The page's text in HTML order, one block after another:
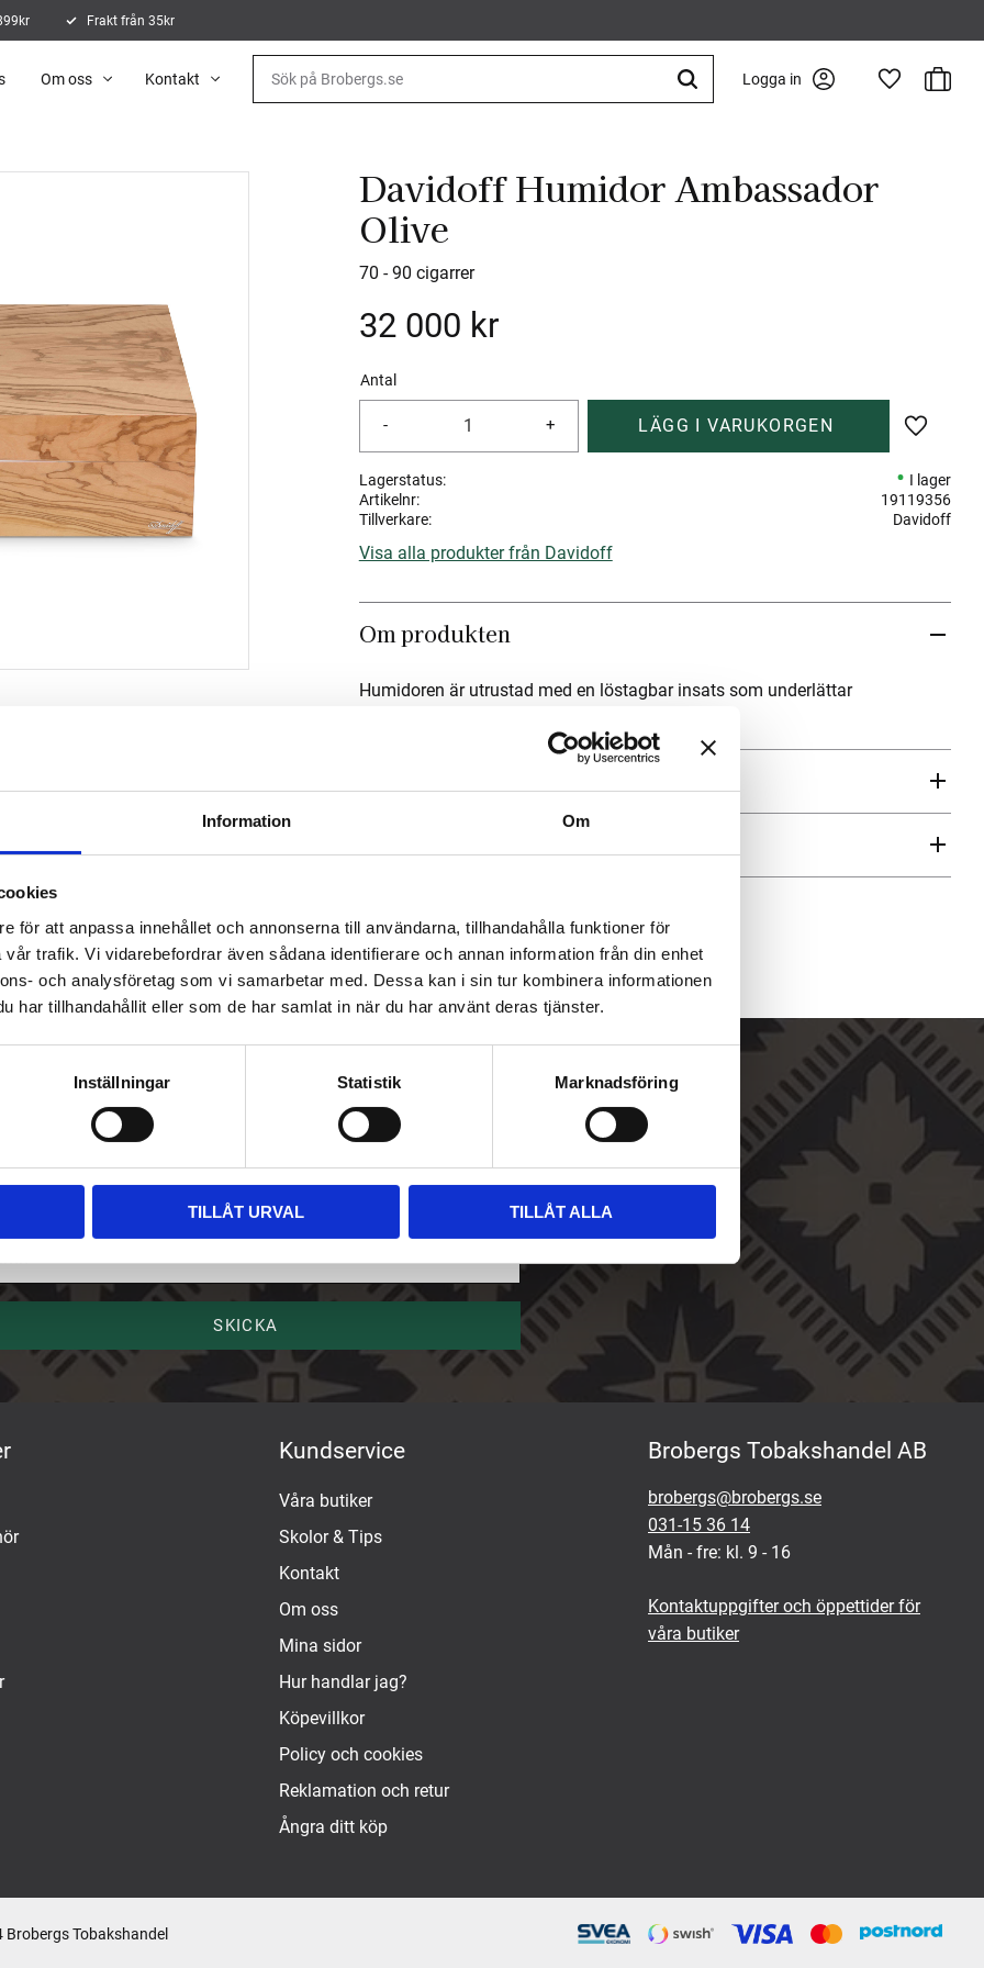
Information Om
för att anpassa innehållet och annonserna till användarna, tillhandahålla funktioner för
trafik. Vi vidarebefordrar även sådana identifierare och annan information från din enhet
och analysföretag som vi samarbetar med. Dessa kan i sin tur kombinera informationen
har tillhandahållit eller som de har samlat in när du har använt deras tjänster.
Inställningar Statistik Marknadsföring
TILLÅT URVAL TILLÅT ALLA
Frakt från 35kr
Logga in Favoriter
Om oss Kontakt
Davidoff Humidor Ambassador
Olive
70 - 90 cigarrer
32 000 kr
Antal
+
-
Lägg till
Lagerstatus
I lager
Artikelnr
19119356
Tillverkare
Davidoff
Visa alla produkter från Davidoff
Om produkten
Humidoren är utrustad med en löstagbar insats som underlättar
upp dig på vårt nyhetsbrev
SKICKA
Kundservice
Våra butiker
Skolor & Tips
Kontakt
Om oss
Mina sidor
Hur handlar jag?
Köpevillkor
Policy och cookies
Reklamation och retur
Ångra ditt köp
Brobergs Tobakshandel AB
brobergs@brobergs.se
031-15 36 14
Mån - fre: kl. 9 - 16
Kontaktuppgifter och öppettider för
våra butiker
Tobakshandel